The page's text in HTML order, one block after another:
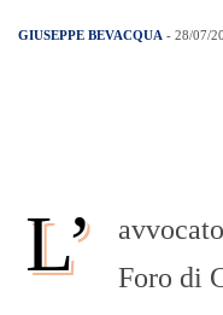
GIUSEPPE BEVACQUA - 28/07/
L’
Foro di